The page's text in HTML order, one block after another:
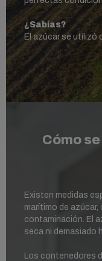
¿Sabías?
El azúcar se utilizó
Cómo
Existen medidas
marítimo de
contaminación. El
seca ni demasiado
Los contenedores